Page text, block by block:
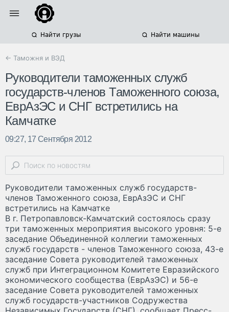
Найти грузы Найти машины
← Таможня и ВЭД
Руководители таможенных служб
государств-членов Таможенного союза,
ЕврАзЭС и СНГ встретились на
Камчатке
09:27, 17 Сентября 2012
Руководители таможенных служб государств-
членов Таможенного союза, ЕврАзЭС и СНГ
встретились на Камчатке
В г. Петропавловск-Камчатский состоялось сразу
три таможенных мероприятия высокого уровня: 5-е
заседание Объединенной коллегии таможенных
служб государств - членов Таможенного союза, 43-е
заседание Совета руководителей таможенных
служб при Интеграционном Комитете Евразийского
экономического сообщества (ЕврАзЭС) и 56-е
заседание Совета руководителей таможенных
служб государств-участников Содружества